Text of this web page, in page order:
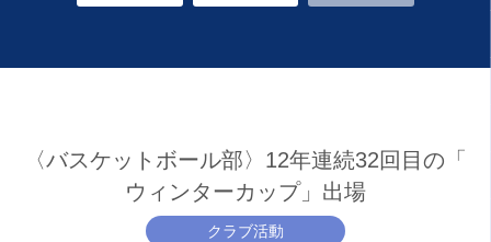
〈バスケットボール部〉12年連続32回目の「
ウィンターカップ」出場
クラブ活動